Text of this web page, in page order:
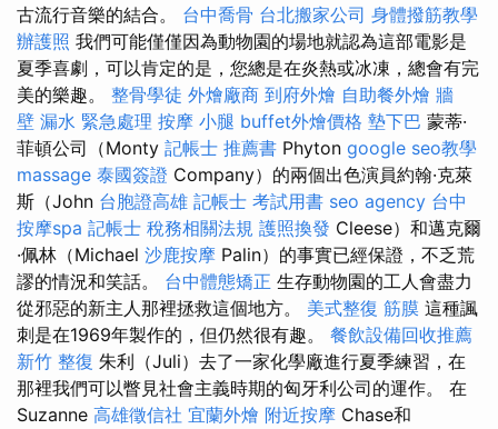
古流行音樂的結合。 台中喬骨 台北搬家公司 身體撥筋教學
辦護照 我們可能僅僅因為動物園的場地就認為這部電影是
夏季喜劇，可以肯定的是，您總是在炎熱或冰凍，總會有完
美的樂趣。 整骨學徒 外燴廠商 到府外燴 自助餐外燴 牆
壁 漏水 緊急處理 按摩 小腿 buffet外燴價格 墊下巴 蒙蒂·
菲頓公司（Monty 記帳士 推薦書 Phyton google seo教學
massage 泰國簽證 Company）的兩個出色演員約翰·克萊
斯（John 台胞證高雄 記帳士 考試用書 seo agency 台中
按摩spa 記帳士 稅務相關法規 護照換發 Cleese）和邁克爾
·佩林（Michael 沙鹿按摩 Palin）的事實已經保證，不乏荒
謬的情況和笑話。 台中體態矯正 生存動物園的工人會盡力
從邪惡的新主人那裡拯救這個地方。 美式整復 筋膜 這種諷
刺是在1969年製作的，但仍然很有趣。 餐飲設備回收推薦
新竹 整復 朱利（Juli）去了一家化學廠進行夏季練習，在
那裡我們可以瞥見社會主義時期的匈牙利公司的運作。 在
Suzanne 高雄徵信社 宜蘭外燴 附近按摩 Chase和